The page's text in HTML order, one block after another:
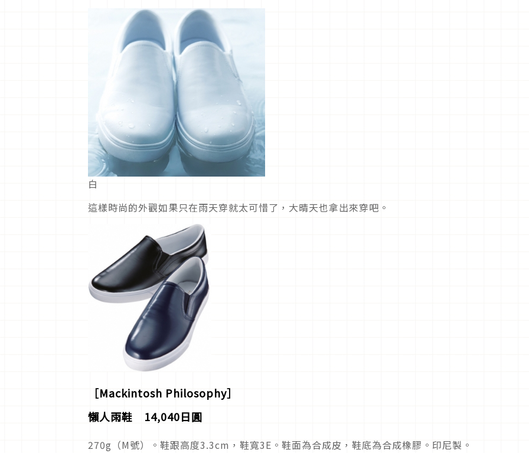
白
這樣時尚的外觀如果只在雨天穿就太可惜了，大晴天也拿出來穿吧。
［Mackintosh Philosophy］
懶人雨鞋 14,040日圓
270g（M號）。鞋跟高度3.3cm，鞋寬3E。鞋面為合成皮，鞋底為合成橡膠。印尼製。